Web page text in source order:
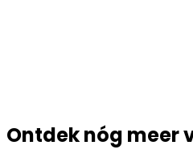
Ontdek nóg meer